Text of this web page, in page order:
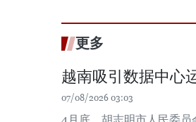
更多
越南吸引数据中心
07/08/2026 03:03